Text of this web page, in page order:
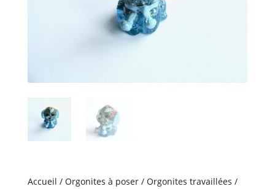
Accueil / Orgonites à poser/ Orgonites travaillées /